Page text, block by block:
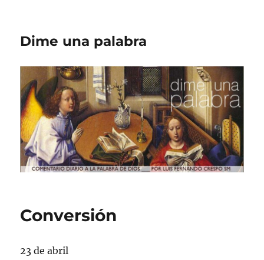
Dime una palabra
Conversión
23 de abril